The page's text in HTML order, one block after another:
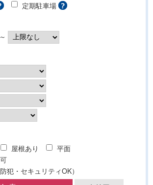
定期駐車場
～
屋根あり
平面
犯・セキュリティOK）